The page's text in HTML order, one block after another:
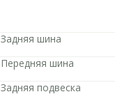
Задняя шина
Передняя шина
Задняя подвеска